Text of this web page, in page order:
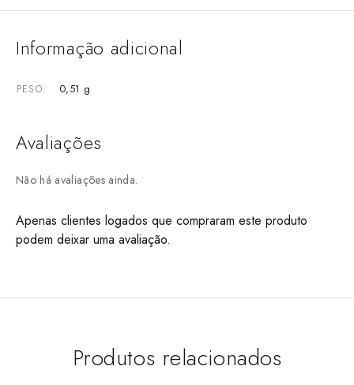
Informação adicional
PESO 0,51 g
Avaliações
Não há avaliações ainda.
Apenas clientes logados que compraram este produto
podem deixar uma avaliação.
Produtos relacionados